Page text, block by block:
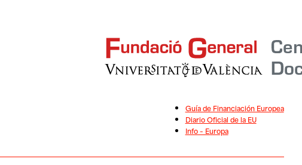
Guía de Financiación Europea
Diario Oficial de la EU
Info – Europa